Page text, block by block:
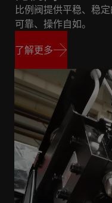
比例阀提供平稳、稳
可靠、操作自如。
了解更多
了解更多